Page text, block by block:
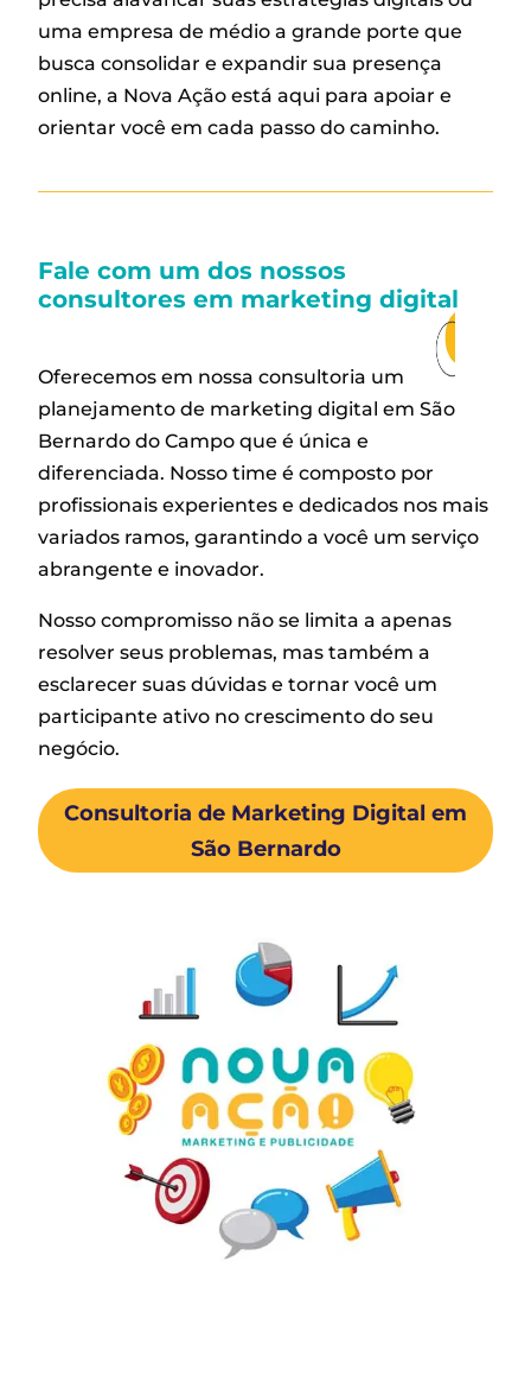
uma empresa de médio a grande porte que
busca consolidar e expandir sua presença
online, a Nova Ação está aqui para apoiar e
orientar você em cada passo do caminho.
Fale com um dos nossos
consultores em marketing digital
Oferecemos em nossa consultoria um
planejamento de marketing digital em São
Bernardo do Campo que é única e
diferenciada. Nosso time é composto por
profissionais experientes e dedicados nos mais
variados ramos, garantindo a você um serviço
abrangente e inovador.
Nosso compromisso não se limita a apenas
resolver seus problemas, mas também a
esclarecer suas dúvidas e tornar você um
participante ativo no crescimento do seu
negócio.
Consultoria de Marketing Digital em
São Bernardo